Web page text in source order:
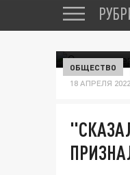
ОБЩЕСТВО
18 АПРЕЛЯ